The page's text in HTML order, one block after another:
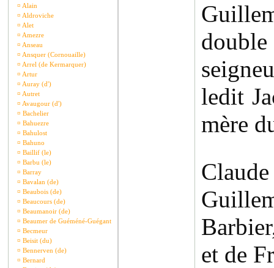
¤ Alain
¤ Aldroviche
¤ Alet
¤ Amezre
¤ Anseau
¤ Ansquer (Cornouaille)
¤ Arrel (de Kermarquer)
¤ Artur
¤ Auray (d')
¤ Autret
¤ Avaugour (d')
¤ Bachelier
¤ Bahuezre
¤ Bahulost
¤ Bahuno
¤ Baillif (le)
¤ Barbu (le)
¤ Barray
¤ Bavalan (de)
¤ Beaubois (de)
¤ Beaucours (de)
¤ Beaumanoir (de)
¤ Beaumer de Guéméné-Guégant
¤ Becmeur
¤ Beisit (du)
¤ Bennerven (de)
¤ Bernard
double
ledit
mère
Claude
et de